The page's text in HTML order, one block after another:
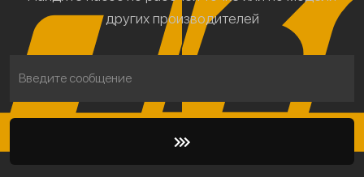
других производителей
Введите сообщение